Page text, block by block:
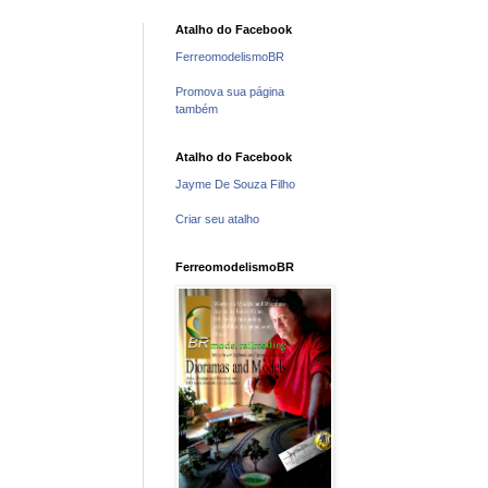
Atalho do Facebook
FerreomodelismoBR
Promova sua página
também
Atalho do Facebook
Jayme De Souza Filho
Criar seu atalho
FerreomodelismoBR